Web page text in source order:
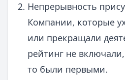
Непрерывность
Компании, которые
или прекращали
рейтинг не
то были первыми.